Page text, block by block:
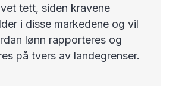
tett, siden kravene
i disse markedene og vil
lønn rapporteres og
på tvers av landegrenser.